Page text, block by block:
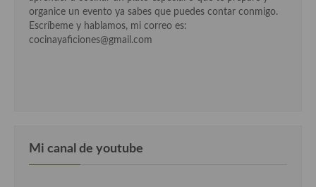
organice un evento ya sabes que puedes contar conmigo.
Escríbeme y hablamos, mi correo es:
cocinayaficiones@gmail.com
Mi canal de youtube